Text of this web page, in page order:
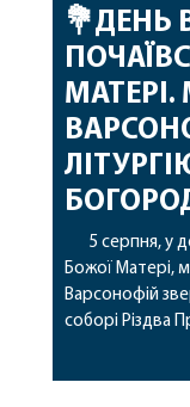
💐ДЕНЬ
5 серпня, у
Божої Матері,
Варсонофій
соборі Різдва
Його